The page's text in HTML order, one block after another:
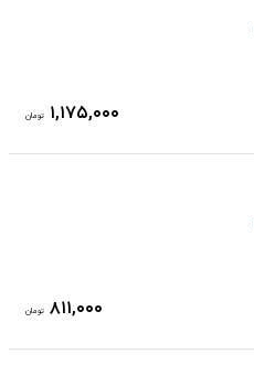
۱,۱۷۵,۰۰۰ تومان
۸۱۱,۰۰۰ تومان